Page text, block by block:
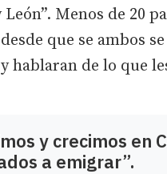
León”. Menos de 20
que se ambos
hablaran de lo que
y crecimos en
a emigrar”.